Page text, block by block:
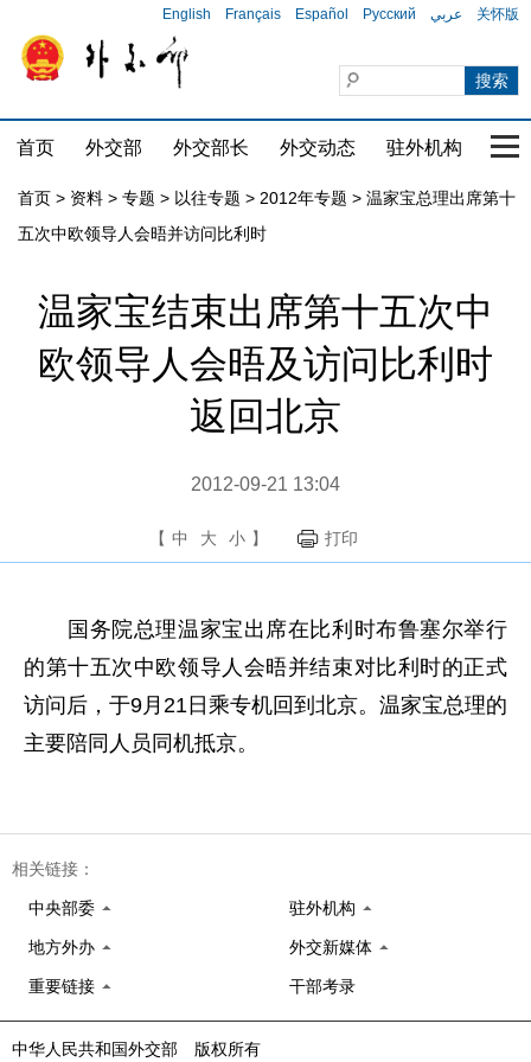
English Français Español Русский عربي 关怀版
首页 外交部 外交部长 外交动态 驻外机构 国
首页 > 资料 > 专题 > 以往专题 > 2012年专题 > 温家宝总理出席第十
五次中欧领导人会晤并访问比利时
温家宝结束出席第十五次中
欧领导人会晤及访问比利时
返回北京
2012-09-21 13:04
【 中 大 小 】 打印
国务院总理温家宝出席在比利时布鲁塞尔举行
的第十五次中欧领导人会晤并结束对比利时的正式
访问后，于9月21日乘专机回到北京。温家宝总理的
主要陪同人员同机抵京。
相关链接：
中央部委 驻外机构
地方外办 外交新媒体
重要链接 干部考录
中华人民共和国外交部 版权所有